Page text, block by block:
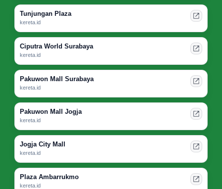
Tunjungan Plaza
kereta.id
Ciputra World Surabaya
kereta.id
Pakuwon Mall Surabaya
kereta.id
Pakuwon Mall Jogja
kereta.id
Jogja City Mall
kereta.id
Plaza Ambarrukmo
kereta.id